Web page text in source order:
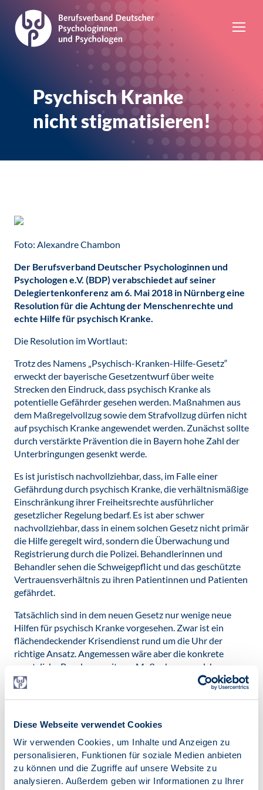
Diese Webseite verwendet Cookies
Wir verwenden Cookies, um Inhalte und Anzeigen zu
personalisieren, Funktionen für soziale Medien anbieten
zu können und die Zugriffe auf unsere Website zu
analysieren. Außerdem geben wir Informationen zu Ihrer
Psychisch Kranke
nicht stigmatisieren!
Foto: Alexandre Chambon
Der Berufsverband Deutscher Psychologinnen und
Psychologen e.V. (BDP) verabschiedet auf seiner
Delegiertenkonferenz am 6. Mai 2018 in Nürnberg eine
Resolution für die Achtung der Menschenrechte und
echte Hilfe für psychisch Kranke.
Die Resolution im Wortlaut:
Trotz des Namens „Psychisch-Kranken-Hilfe-Gesetz“
erweckt der bayerische Gesetzentwurf über weite
Strecken den Eindruck, dass psychisch Kranke als
potentielle Gefährder gesehen werden. Maßnahmen aus
dem Maßregelvollzug sowie dem Strafvollzug dürfen nicht
auf psychisch Kranke angewendet werden. Zunächst sollte
durch verstärkte Prävention die in Bayern hohe Zahl der
Unterbringungen gesenkt werde.
Es ist juristisch nachvollziehbar, dass, im Falle einer
Gefährdung durch psychisch Kranke, die verhältnismäßige
Einschränkung ihrer Freiheitsrechte ausführlicher
gesetzlicher Regelung bedarf. Es ist aber schwer
nachvollziehbar, dass in einem solchen Gesetz nicht primär
die Hilfe geregelt wird, sondern die Überwachung und
Registrierung durch die Polizei. Behandlerinnen und
Behandler sehen die Schweigepflicht und das geschützte
Vertrauensverhältnis zu ihren Patientinnen und Patienten
gefährdet.
Tatsächlich sind in dem neuen Gesetz nur wenige neue
Hilfen für psychisch Kranke vorgesehen. Zwar ist ein
flächendeckender Krisendienst rund um die Uhr der
richtige Ansatz. Angemessen wäre aber die konkrete
gesetzliche Regelung weiterer Maßnahmen, welche
Diagnostik und Therapie im Zusammenhang mit
Gewaltdelikten deutlich verbessern. Psychisch Kranke
Trotz der Veränderung der ursprünglich geplanten
Regelung eines für viele Behörden einsehbaren
Unterbringungsregisters, entfernt sich auch noch der
jetzige Gesetzestext von freiheitlichen Grundsätzen und